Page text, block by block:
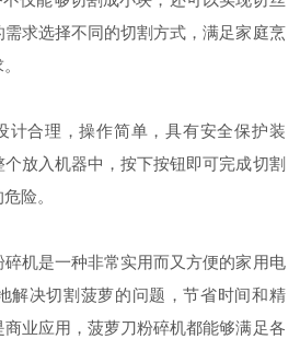
求选择不同的切割方式，满足家庭烹
合理，操作简单，具有安全保护装
放入机器中，按下按钮即可完成切割
险。
机是一种非常实用而又方便的家用电
解决切割菠萝的问题，节省时间和精
业应用，菠萝刀粉碎机都能够满足各